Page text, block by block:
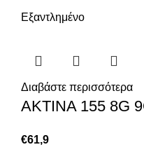
Εξαντλημένο
Διαβάστε περισσότερα
ΑΚΤΙΝΑ 155 8G
€61,9